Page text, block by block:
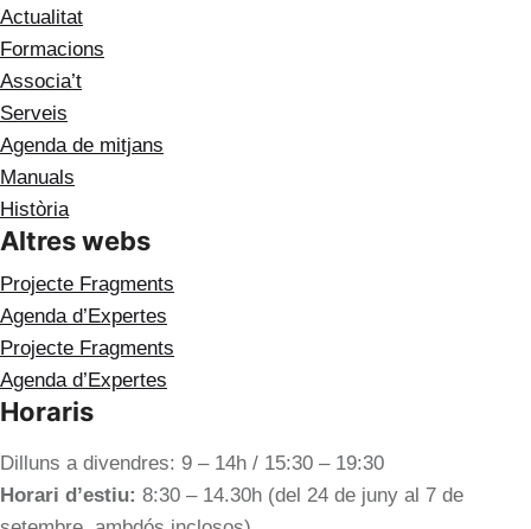
Actualitat
Formacions
Associa’t
Serveis
Agenda de mitjans
Manuals
Història
Altres webs
Projecte Fragments
Agenda d’Expertes
Projecte Fragments
Agenda d’Expertes
Horaris
Dilluns a divendres: 9 – 14h / 15:30 – 19:30
Horari d’estiu: 8:30 – 14.30h (del 24 de juny al 7 de